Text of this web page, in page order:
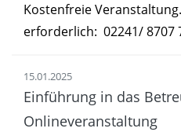
Kostenfreie
erforderlich: 02241/ 8707
15.01.2025
Einführung in das
Onlineveranstaltung